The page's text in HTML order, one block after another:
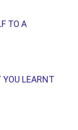
TO A
YOU LEARNT